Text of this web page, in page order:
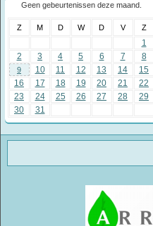
Geen gebeurtenissen deze maand.
Z M D W D V Z
1
2
3 4 5 6 7 8
9 10 11 12 13 14
15
16
17 18 19 20 21
22
23
24 25 26 27 28
29
30
31